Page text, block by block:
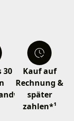
30
Kauf auf
Rechnung &
später
zahlen*¹